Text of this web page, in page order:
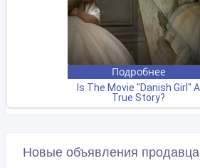
Новые объявления продавца